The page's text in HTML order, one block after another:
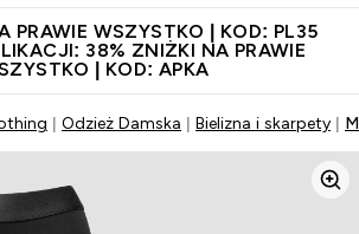
PRAWIE WSZYSTKO | KOD: PL35
38% ZNIŻKI NA PRAWIE
| KOD: APKA
Odzież Damska Bielizna i skarpety